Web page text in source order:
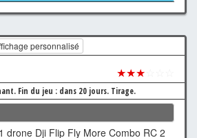
personnalisé
★★★
Fin du jeu : dans 20 jours. Tirage.
1 drone Dji Flip Fly More Combo RC 2